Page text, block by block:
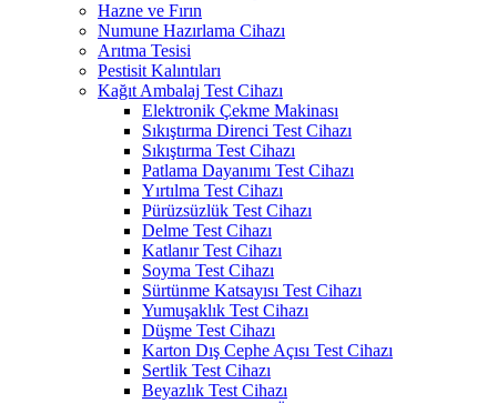
Hazne ve Fırın
Numune Hazırlama Cihazı
Arıtma Tesisi
Pestisit Kalıntıları
Kağıt Ambalaj Test Cihazı
Elektronik Çekme Makinası
Sıkıştırma Direnci Test Cihazı
Sıkıştırma Test Cihazı
Patlama Dayanımı Test Cihazı
Yırtılma Test Cihazı
Pürüzsüzlük Test Cihazı
Delme Test Cihazı
Katlanır Test Cihazı
Soyma Test Cihazı
Sürtünme Katsayısı Test Cihazı
Yumuşaklık Test Cihazı
Düşme Test Cihazı
Karton Dış Cephe Açısı Test Cihazı
Sertlik Test Cihazı
Beyazlık Test Cihazı